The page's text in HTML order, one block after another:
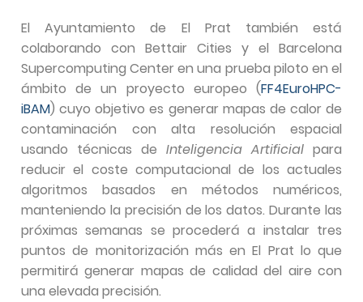
El Ayuntamiento de El Prat también está
colaborando con Bettair Cities y el Barcelona
Supercomputing Center en una prueba piloto en el
ámbito de un proyecto europeo (FF4EuroHPC-
iBAM) cuyo objetivo es generar mapas de calor de
contaminación con alta resolución espacial
usando técnicas de Inteligencia Artificial para
reducir el coste computacional de los actuales
algoritmos basados en métodos numéricos,
manteniendo la precisión de los datos. Durante las
próximas semanas se procederá a instalar tres
puntos de monitorización más en El Prat lo que
permitirá generar mapas de calidad del aire con
una elevada precisión.